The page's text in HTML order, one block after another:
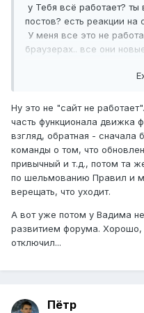
у Тебя всё работает?
постов? есть реакции на
У меня все это не
браузерах.. все они
Телефоны пришлось
работает(((
Может это только у меня
пользователей стало
что люди зашли, увидели,
Пока, что всё на это
Ну это не "сайт не
часть функционала движка
взгляд, обратная -
команды о том, что
привычный и т.д., потом та
по шельмованию Правил и
верещать, что уходит.
А вот уже потом у Вадима
развитием форума. Хорошо,
отключил...
Пётр